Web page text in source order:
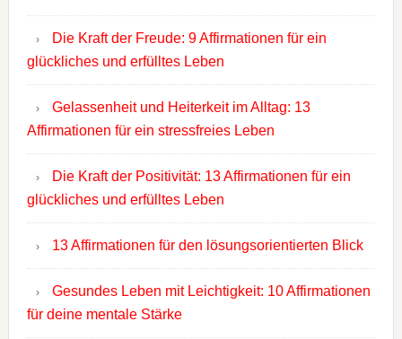
Die Kraft der Freude: 9 Affirmationen für ein
glückliches und erfülltes Leben
Gelassenheit und Heiterkeit im Alltag: 13
Affirmationen für ein stressfreies Leben
Die Kraft der Positivität: 13 Affirmationen für ein
glückliches und erfülltes Leben
13 Affirmationen für den lösungsorientierten Blick
Gesundes Leben mit Leichtigkeit: 10 Affirmationen
für deine mentale Stärke